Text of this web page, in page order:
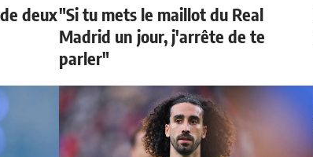
deux"Si tu mets le maillot du Real
Madrid un jour, j'arrête de te
parler"